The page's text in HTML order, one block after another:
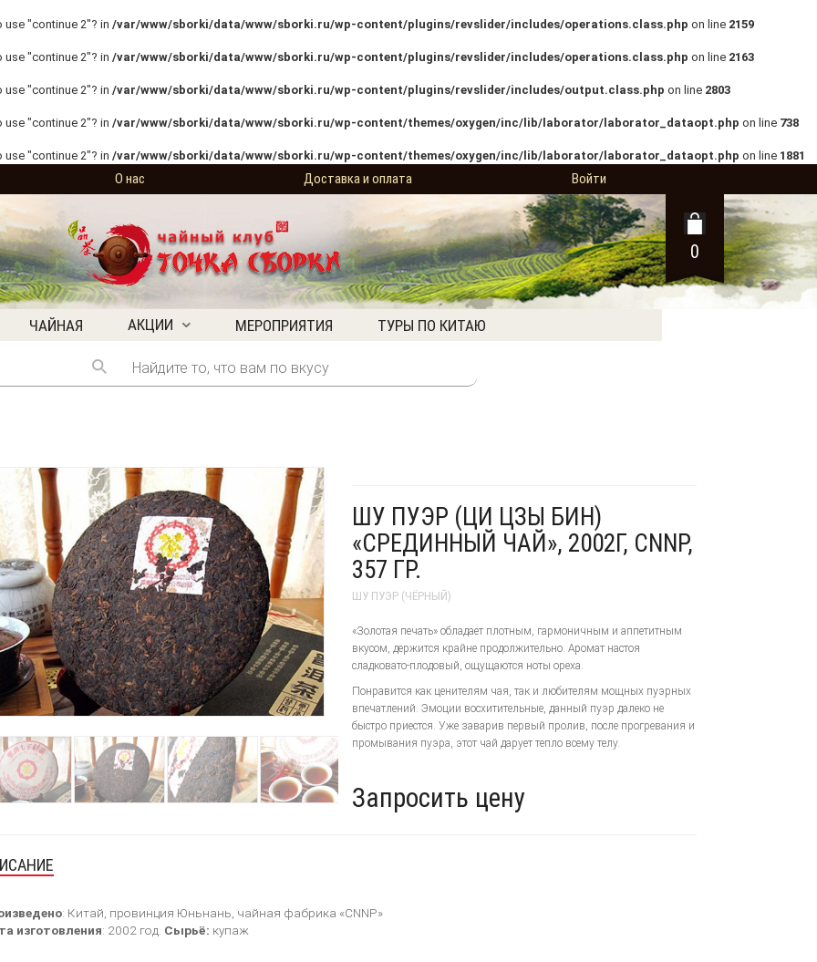
"continue 2"? in /var/www/sborki/data/www/sborki.ru/wp-content/plugins/revslider/includes/operations.class.php on line 2159
"continue 2"? in /var/www/sborki/data/www/sborki.ru/wp-content/plugins/revslider/includes/operations.class.php on line 2163
"continue 2"? in /var/www/sborki/data/www/sborki.ru/wp-content/plugins/revslider/includes/output.class.php on line 2803
"continue 2"? in /var/www/sborki/data/www/sborki.ru/wp-content/themes/oxygen/inc/lib/laborator/laborator_dataopt.php on line 738
"continue 2"? in /var/www/sborki/data/www/sborki.ru/wp-content/themes/oxygen/inc/lib/laborator/laborator_dataopt.php on line 1881
О нас Доставка и оплата Войти
ЧАЙНАЯ АКЦИИ МЕРОПРИЯТИЯ ТУРЫ ПО КИТАЮ
0
ШУ ПУЭР (ЦИ ЦЗЫ БИН)
«СРЕДИННЫЙ ЧАЙ», 2002Г, CNNP,
357 ГР.
ШУ ПУЭР (ЧЁРНЫЙ)
«Золотая печать» обладает плотным, гармоничным и аппетитным
вкусом, держится крайне продолжительно. Аромат настоя
сладковато-плодовый, ощущаются ноты ореха.
Понравится как ценителям чая, так и любителям мощных пуэрных
впечатлений. Эмоции восхитительные, данный пуэр далеко не
быстро приестся. Уже заварив первый пролив, после прогревания и
промывания пуэра, этот чай дарует тепло всему телу.
Запросить цену
: Китай, провинция Юньнань, чайная фабрика «CNNP»
изготовления: 2002 год. Сырьё: купаж